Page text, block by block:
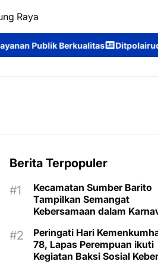
Raya
Ditpolairud Polda Kalteng
Berita Terpopuler
Kecamatan Sumber Barito
Tampilkan Semangat
Kebersamaan dalam
Peringati Hari
78, Lapas Perempuan ikuti
Kegiatan Baksi Sosial